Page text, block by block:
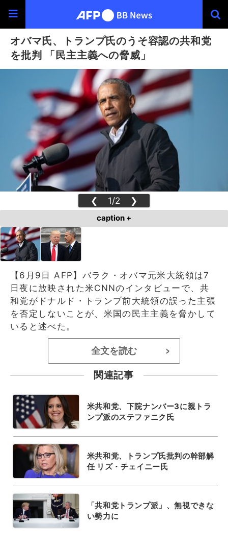
オバマ氏、トランプ氏のうそ容認の共和党
を批判 「民主主義への脅威」
❮ 1/2 ❯
caption +
【6月9日 AFP】バラク・オバマ元米大統領は7
日夜に放映された米CNNのインタビューで、共
和党がドナルド・トランプ前大統領の誤った主張
を否定しないことが、米国の民主主義を脅かして
いると述べた。
全文を読む >
関連記事
米共和党、下院ナンバー3に親トラ
ンプ派のステファニク氏
米共和党、トランプ氏批判の幹部解
任 リズ・チェイニー氏
「共和党トランプ派」、無視できな
い勢力に